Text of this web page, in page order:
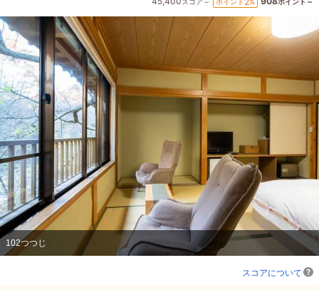
102つつじ
スコアについて